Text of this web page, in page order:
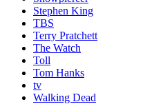
Stephen King
TBS
Terry Pratchett
The Watch
Toll
Tom Hanks
tv
Walking Dead